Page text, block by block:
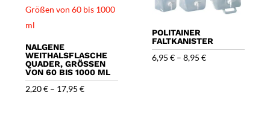
NALGENE
WEITHALSFLASCHE
QUADER, GRÖSSEN V
ON 60 BIS 1000 ML
2,20€ – 17,95€
POLITAINER
FALTKANISTER
6,95€ –8,95€